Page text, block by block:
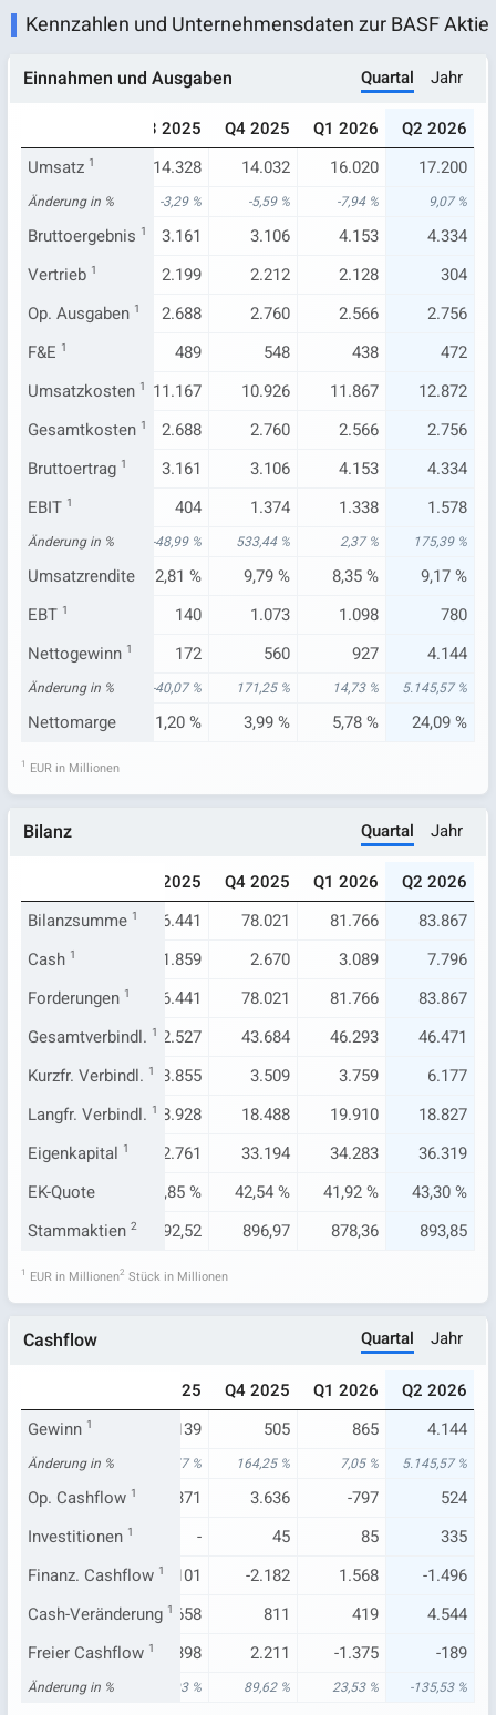
Kennzahlen und Unternehmensdaten zur BASF Aktie
Einnahmen und Ausgaben Quartal Jahr
Q3 2025 Q4 2025 Q1 2026
Q2 2026
Umsatz 1
15.769 14.328 14.032 16.020 17.200
Änderung in %
-2,12 % -3,29 % -5,59 % -7,94 % 9,07 %
Bruttoergebnis 1
4.178 3.161 3.106 4.153
4.334
Vertrieb 1362 2.199 2.212 2.128
304
Op. Ausgaben 1
3.084 2.688 2.760 2.566
2.756
F&E 1 489 548 438
472
Umsatzkosten 1
11.591 11.167 10.926 11.867
12.872
Gesamtkosten 1
3.084 2.688 2.760 2.566
2.756
Bruttoertrag 1
4.178 3.161 3.106 4.153
4.334
EBIT 1 404 1.374 1.338 1.578
Änderung in %
-16,35 % -48,99 % 533,44 % 2,37 % 175,39 %
Umsatzrendite
3,63 % 2,81 % 9,79 % 8,35 %
9,17 %
EBT 1 140 1.073 1.098
780
Nettogewinn 1
79 172 560 927 4.144
Änderung in %
-81,63 % -40,07 % 171,25 % 14,73 % 5.145,57 %
Nettomarge
0,50 % 1,20 % 3,99 % 5,78 % 24,09 %
1 EUR in Millionen
Bilanz Quartal Jahr
Q3 2025 Q4 2025 Q1 2026
Q2 2026
Bilanzsumme 1
77.668 76.441 78.021 81.766
83.867
Cash 12.517 1.859 2.670 3.089
7.796
Forderungen 1
77.668 76.441 78.021 81.766
83.867
Gesamtverbindl. 1
44.164 42.527 43.684 46.293
46.471
Kurzfr. Verbindl. 1
4.894 3.855 3.509 3.759
6.177
Langfr. Verbindl. 1
18.960 18.928 18.488 19.910
18.827
Eigenkapital 1
32.357 32.761 33.194 34.283
36.319
EK-Quote
41,66 % 42,85 % 42,54 % 41,92 %
43,30 %
Stammaktien 2
892,52 892,52 896,97 878,36 893,85
1 EUR in Millionen2 Stück in Millionen
Cashflow Quartal Jahr
Q3 2025 Q4 2025 Q1 2026
Q2 2026
Gewinn 1 139 505 865 4.144
Änderung in %
-81,63 % -51,57 % 164,25 % 7,05 % 5.145,57 %
Op. Cashflow 1
1.585 1.371 3.636 -797
524
Investitionen 1
-1.112 - 45 85
335
Finanz. Cashflow 1
-223 -1.101 -2.182 1.568
-1.496
Cash-Veränderung 1
191 -658 811 419
4.544
Freier Cashflow 1
532 398 2.211 -1.375 -189
Änderung in %
13,19 % -29,93 % 89,62 % 23,53 % -135,53 %